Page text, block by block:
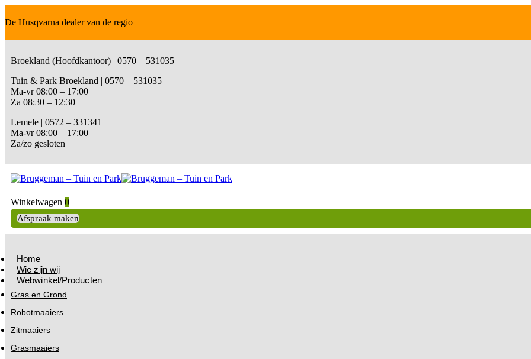
De Husqvarna dealer van de regio
Broekland (Hoofdkantoor) | 0570 – 531035
Tuin & Park Broekland | 0570 – 531035
Ma-vr 08:00 – 17:00
Za 08:30 – 12:30
Lemele | 0572 – 331341
Ma-vr 08:00 – 17:00
Za/zo gesloten
Winkelwagen 0
Afspraak maken
Home
Wie zijn wij
Webwinkel/Producten
Gras en Grond
Robotmaaiers
Zitmaaiers
Grasmaaiers